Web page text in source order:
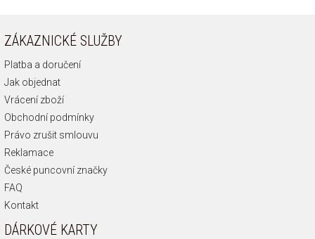
ZÁKAZNICKÉ SLUŽBY
Platba a doručení
Jak objednat
Vrácení zboží
Obchodní podmínky
Právo zrušit smlouvu
Reklamace
České puncovní značky
FAQ
Kontakt
DÁRKOVÉ KARTY